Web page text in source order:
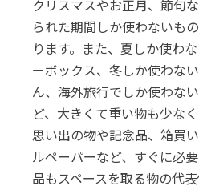
クリスマスやお正月、節句
られた期間しか使わないも
ります。また、夏しか使わ
ーボックス、冬しか使わな
ん、海外旅行でしか使わな
ど、大きくて重い物も少な
思い出の物や記念品、箱買
ルペーパーなど、すぐに必
品もスペースを取る物の代表